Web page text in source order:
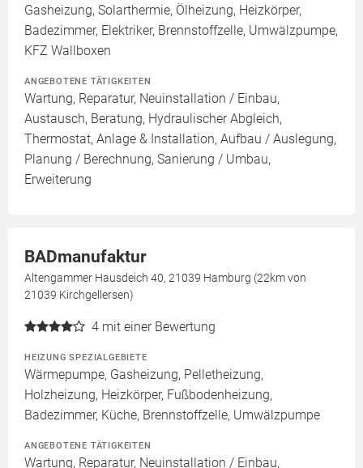
Gasheizung, Solarthermie, Ölheizung, Heizkörper,
Badezimmer, Elektriker, Brennstoffzelle, Umwälzpumpe,
KFZ Wallboxen
ANGEBOTENE TÄTIGKEITEN
Wartung, Reparatur, Neuinstallation / Einbau,
Austausch, Beratung, Hydraulischer Abgleich,
Thermostat, Anlage & Installation, Aufbau / Auslegung,
Planung / Berechnung, Sanierung / Umbau,
Erweiterung
BADmanufaktur
Altengammer Hausdeich 40, 21039 Hamburg (22km von
21039 Kirchgellersen)
4 mit einer Bewertung
HEIZUNG SPEZIALGEBIETE
Wärmepumpe, Gasheizung, Pelletheizung,
Holzheizung, Heizkörper, Fußbodenheizung,
Badezimmer, Küche, Brennstoffzelle, Umwälzpumpe
ANGEBOTENE TÄTIGKEITEN
Wartung, Reparatur, Neuinstallation / Einbau,